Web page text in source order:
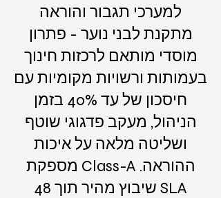
למערכי תגבור והוראה
מתקנת לבני נוער - פתרון
מוסדי מותאם לרכזות חינוך
בעמותות ורשויות מקומיות עם
חיסכון של עד 40% בזמן
הניהול, מעקב פדגוגי שוטף
ושליטה מלאה על איכות
ההוראה. Class-A מספקת
SLA שיבוץ מהיר תוך 48